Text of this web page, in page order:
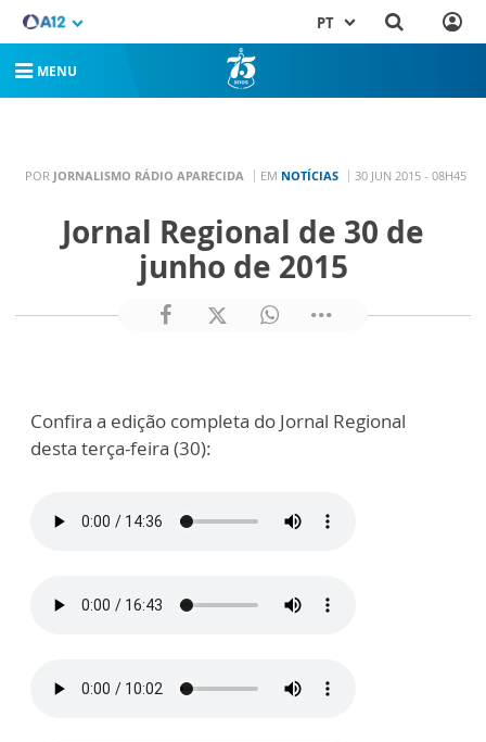
PT
MENU
POR JORNALISMO RÁDIO APARECIDA EM NOTÍCIAS 30 JUN 2015 - 08H45
Jornal Regional de 30 de
junho de 2015
Confira a edição completa do Jornal Regional
desta terça-feira (30):